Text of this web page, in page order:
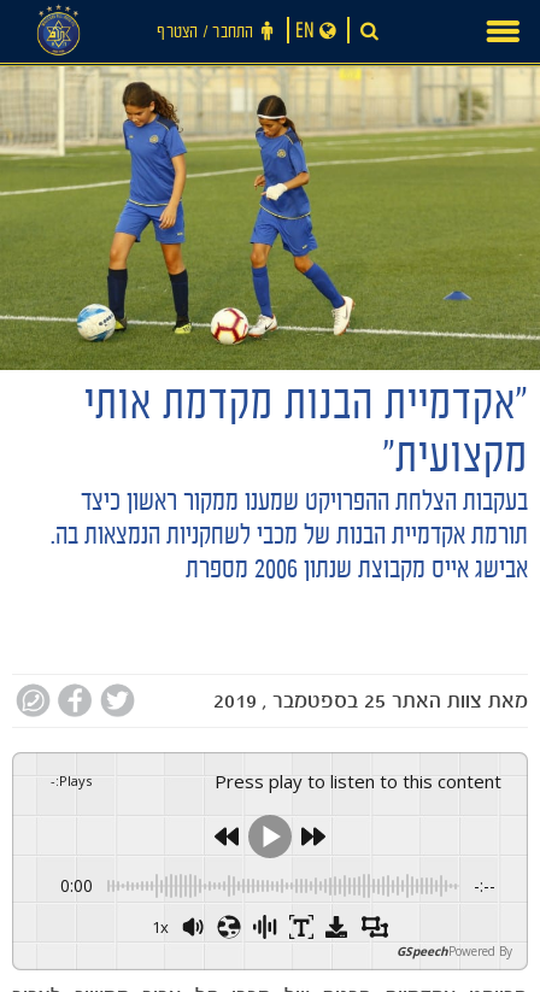
חדשות
content
התחבר ‪/‬ הצטרף EN
"אקדמיית הבנות מקדמת אותי
מקצועית"
בעקבות הצלחת ההפרויקט שמענו ממקור ראשון כיצד
תורמת אקדמיית הבנות של מכבי לשחקניות הנמצאות בה.
אבישג אייס מקבוצת שנתון 2006 מספרת
מאת צוות האתר 25 בספטמבר , 2019
Press play to listen to this content
Plays
:
-
0:00 -:--
1x
Powered By
GSpeech